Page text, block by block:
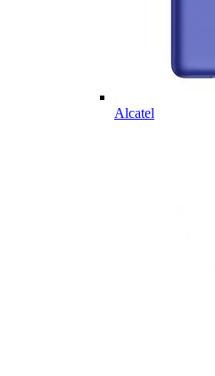
Alcatel